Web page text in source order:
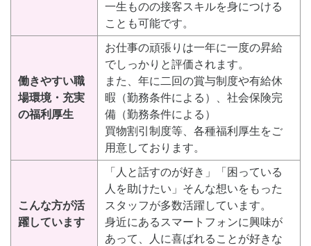
一生ものの接客スキルを身につける
ことも可能です。
働きやすい職
場環境・充実
の福利厚生
お仕事の頑張りは一年に一度の昇給
でしっかりと評価されます。
また、年に二回の賞与制度や有給休
暇（勤務条件による）、社会保険完
備（勤務条件による）
買物割引制度等、各種福利厚生をご
用意しております。
こんな方が活
躍しています
「人と話すのが好き」「困っている
人を助けたい」そんな想いをもった
スタッフが多数活躍しています。
身近にあるスマートフォンに興味が
あって、人に喜ばれることが好きな